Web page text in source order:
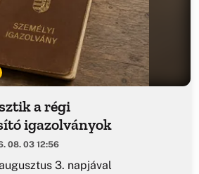
a régi
igazolványok
08. 03 12:56
3. napjával